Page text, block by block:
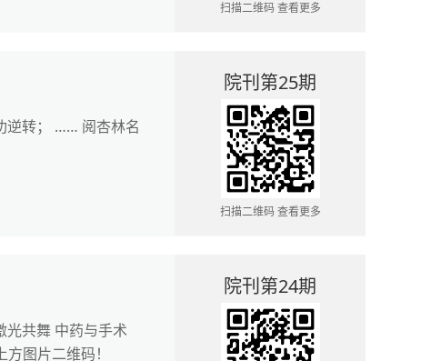
扫描二维码 查看更多
逆转； …… 阅杏林名
院刊第25期
扫描二维码 查看更多
光共舞 中药与手术
图片二维码！
院刊第24期